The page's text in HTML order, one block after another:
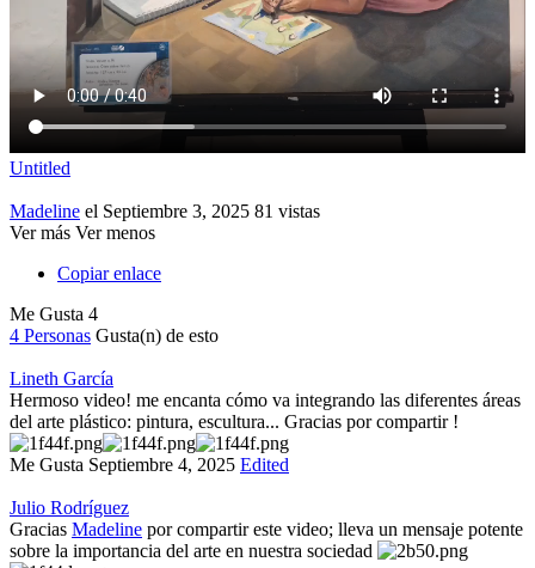
Untitled
Madeline el Septiembre 3, 2025 81 vistas
Ver más Ver menos
Copiar enlace
Me Gusta 4
4 Personas Gusta(n) de esto
Lineth García
Hermoso video! me encanta cómo va integrando las diferentes áreas
del arte plástico: pintura, escultura... Gracias por compartir !
Me Gusta Septiembre 4, 2025 Edited
Julio Rodríguez
Gracias Madeline por compartir este video; lleva un mensaje potente
sobre la importancia del arte en nuestra sociedad